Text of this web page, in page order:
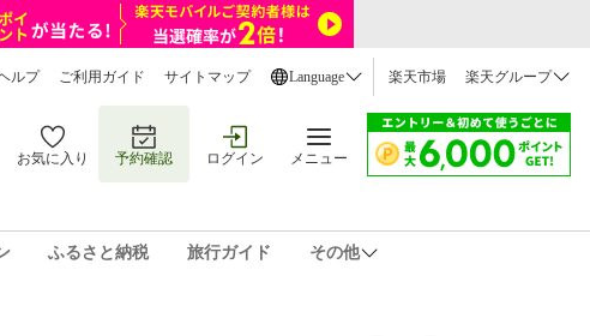
ルプ ご利用ガイド サイトマップ Language 楽天市場 楽天グループ
お気に入り 予約確認 ログイン メニュー
ふるさと納税 旅行ガイド その他